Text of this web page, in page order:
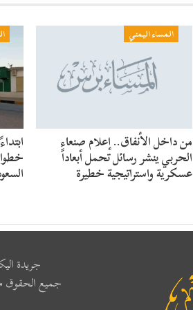
المساء اليمني
من داخل الأنفاق.. إعلام صنعاء
الحربي ينشر رسائل تحمل أبعاداً
عسكرية واستراتيجية خطيرة
جريدة
جميع الحقوق